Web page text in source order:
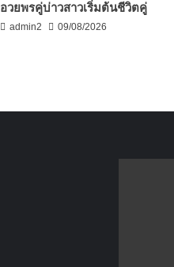
อวยพรคู่บ่าวสาวเริ่มต้นชีวิตคู่
admin2 09/08/2026